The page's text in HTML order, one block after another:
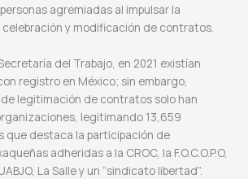
agremiadas al impulsar la
y modificación de contratos.
del Trabajo, en 2021 existían
registro en México; sin embargo,
legitimación de contratos solo han
legitimando 13,659
que destaca la participación de
adheridas a la CROC, la F.O.C.O.P.O,
La Salle y un “sindicato libertad”.